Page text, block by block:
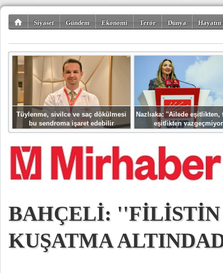
Siyaset Gündem Ekonomi Terör Dünya
Tüylenme, sivilce ve saç dökülmesi
bu sendroma işaret edebilir
Nazlıaka: ''Ailede eşitlikten,
eşitlikten
BAHÇELİ: ''FİLİSTİN
KUŞATMA